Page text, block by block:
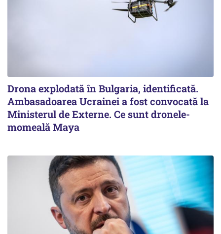
Drona explodată în Bulgaria, identificată.
Ambasadoarea Ucrainei a fost convocată la
Ministerul de Externe. Ce sunt dronele-
momeală Maya